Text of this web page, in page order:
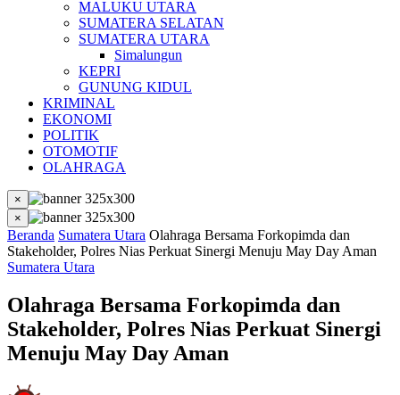
MALUKU UTARA
SUMATERA SELATAN
SUMATERA UTARA
Simalungun
KEPRI
GUNUNG KIDUL
KRIMINAL
EKONOMI
POLITIK
OTOMOTIF
OLAHRAGA
×
×
Beranda Sumatera Utara Olahraga Bersama Forkopimda dan
Stakeholder, Polres Nias Perkuat Sinergi Menuju May Day Aman
Sumatera Utara
Olahraga Bersama Forkopimda dan
Stakeholder, Polres Nias Perkuat Sinergi
Menuju May Day Aman